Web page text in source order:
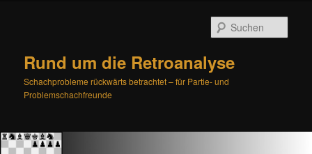
Rund um die Retroanalyse
Schachprobleme rückwärts betrachtet – für Partie- und
Problemschachfreunde